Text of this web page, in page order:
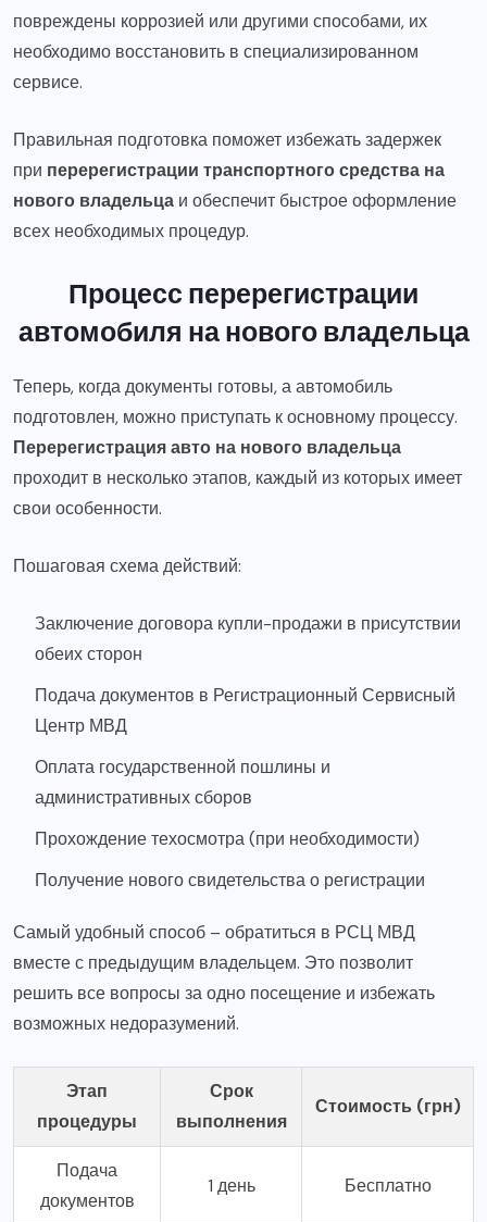
повреждены коррозией или другими способами, их
необходимо восстановить в специализированном
сервисе.
Правильная подготовка поможет избежать задержек
при перерегистрации транспортного средства на
нового владельца и обеспечит быстрое оформление
всех необходимых процедур.
Процесс перерегистрации
автомобиля на нового владельца
Теперь, когда документы готовы, а автомобиль
подготовлен, можно приступать к основному процессу.
Перерегистрация авто на нового владельца
проходит в несколько этапов, каждый из которых имеет
свои особенности.
Пошаговая схема действий:
Заключение договора купли-продажи в присутствии
обеих сторон
Подача документов в Регистрационный Сервисный
Центр МВД
Оплата государственной пошлины и
административных сборов
Прохождение техосмотра (при необходимости)
Получение нового свидетельства о регистрации
Самый удобный способ – обратиться в РСЦ МВД
вместе с предыдущим владельцем. Это позволит
решить все вопросы за одно посещение и избежать
возможных недоразумений.
Этап
процедуры
Срок
выполнения
Стоимость (грн)
Подача
документов
1 день Бесплатно